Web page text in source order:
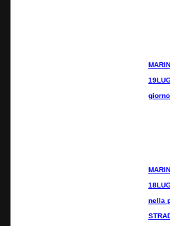
nella